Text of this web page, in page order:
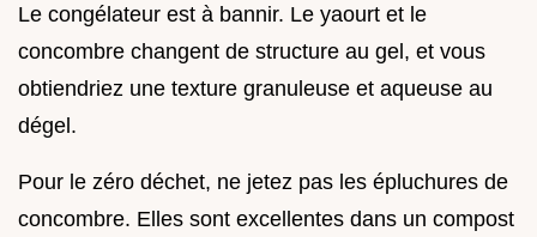
Le congélateur est à bannir. Le yaourt et le
concombre changent de structure au gel, et vous
obtiendriez une texture granuleuse et aqueuse au
dégel.
Pour le zéro déchet, ne jetez pas les épluchures de
concombre. Elles sont excellentes dans un compost